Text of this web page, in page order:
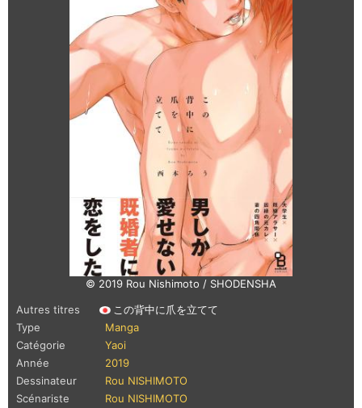
© 2019 Rou Nishimoto / SHODENSHA
Autres titres
この背中に爪を立てて
Type
Manga
Catégorie
Yaoi
Année
2019
Dessinateur
Rou NISHIMOTO
Scénariste
Rou NISHIMOTO